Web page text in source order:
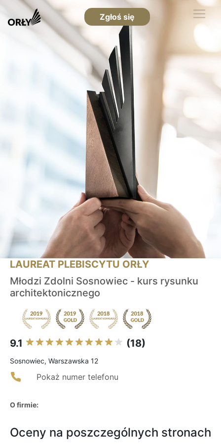
Zgłoś się
LAUREAT PLEBISCYTU ORŁY
Młodzi Zdolni Sosnowiec - kurs rysunku
architektonicznego
9.1 (18)
Sosnowiec, Warszawska 12
Pokaż numer telefonu
O firmie:
Oceny na poszczególnych stronach